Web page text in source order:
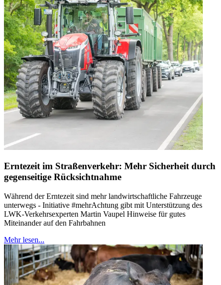
Erntezeit im Straßenverkehr: Mehr Sicherheit durch
gegenseitige Rücksichtnahme
Während der Erntezeit sind mehr landwirtschaftliche Fahrzeuge
unterwegs - Initiative #mehrAchtung gibt mit Unterstützung des
LWK-Verkehrsexperten Martin Vaupel Hinweise für gutes
Miteinander auf den Fahrbahnen
Mehr lesen...